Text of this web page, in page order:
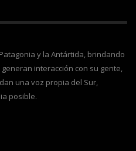
y la Antártida, brindando
interacción con su gente,
una voz propia del Sur,
posible.